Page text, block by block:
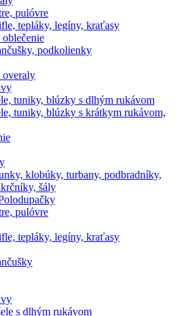
pulóvre
tepláky, legíny, kraťasy
podkolienky
overaly
tuniky, blúzky s dlhým rukávom
tuniky, blúzky s krátkym rukávom,
klobúky, turbany, podbradníky,
šály
pulóvre
tepláky, legíny, kraťasy
s dlhým rukávom